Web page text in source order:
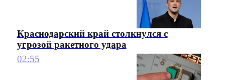
Краснодарский край столкнулся с
угрозой ракетного удара
02:55